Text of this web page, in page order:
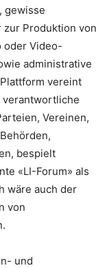
gewisse
Produktion von
oder Video-
administrative
vereint
verantwortliche
Vereinen,
bespielt
«LI-Forum» als
wäre auch der
von
und